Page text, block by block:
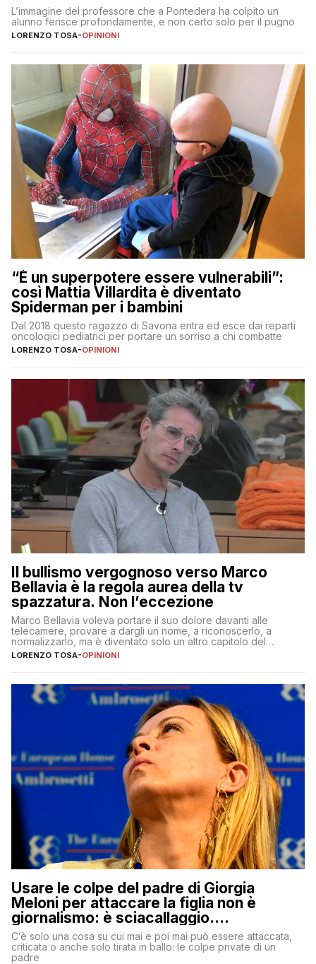
L’immagine del professore che a Pontedera ha colpito un
alunno ferisce profondamente, e non certo solo per il pugno
LORENZO TOSA-OPINIONI
“È un superpotere essere vulnerabili”:
così Mattia Villardita è diventato
Spiderman per i bambini
Dal 2018 questo ragazzo di Savona entra ed esce dai reparti
oncologici pediatrici per portare un sorriso a chi combatte
LORENZO TOSA-OPINIONI
Il bullismo vergognoso verso Marco
Bellavia è la regola aurea della tv
spazzatura. Non l’eccezione
Marco Bellavia voleva portare il suo dolore davanti alle
telecamere, provare a dargli un nome, a riconoscerlo, a
normalizzarlo, ma è diventato solo un altro capitolo del
copione
LORENZO TOSA-OPINIONI
Usare le colpe del padre di Giorgia
Meloni per attaccare la figlia non è
giornalismo: è sciacallaggio.
Dimostriamo di essere diversi
C’è solo una cosa su cui mai e poi mai può essere attaccata,
criticata o anche solo tirata in ballo: le colpe private di un
padre